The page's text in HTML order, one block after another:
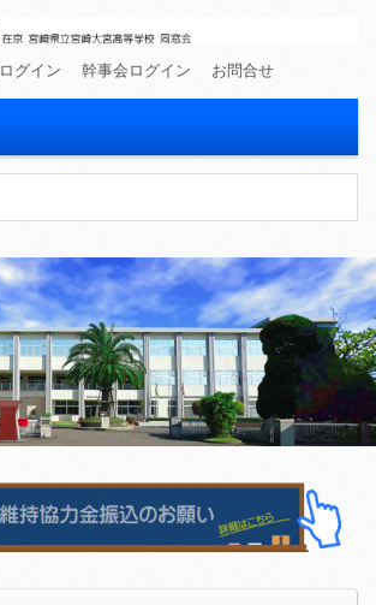
会
崎大宮高等学校 同窓会
グイン 幹事会ログイン お問合せ